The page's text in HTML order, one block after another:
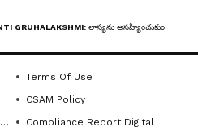
Terms Of Use
CSAM Policy
Compliance Report Digital